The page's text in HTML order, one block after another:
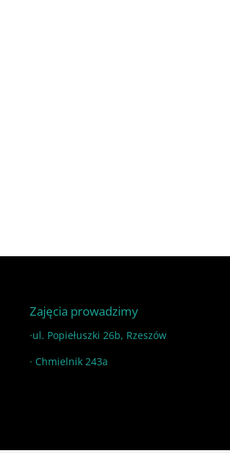
Zajęcia prowadzimy
·ul. Popiełuszki 26b, Rzeszów
· Chmielnik 243a